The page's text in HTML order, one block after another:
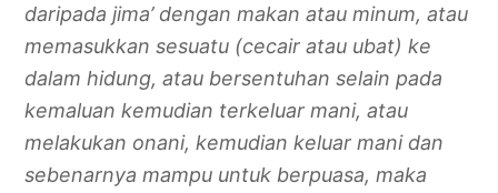
daripada jima’ dengan makan atau minum, atau
memasukkan sesuatu (cecair atau ubat) ke
dalam hidung, atau bersentuhan selain pada
kemaluan kemudian terkeluar mani, atau
melakukan onani, kemudian keluar mani dan
sebenarnya mampu untuk berpuasa, maka